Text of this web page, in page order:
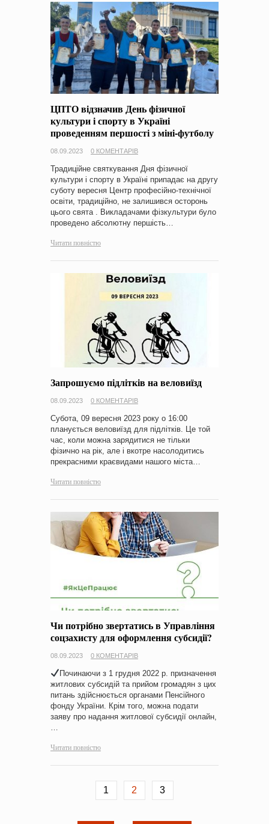
ЦПТО відзначив День фізичної
культури і спорту в Україні
проведенням першості з міні-футболу
08.09.2023 0 КОМЕНТАРІВ
Традиційне святкування Дня фізичної
культури і спорту в Україні припадає на другу
суботу вересня Центр професійно-технічної
освіти, традиційно, не залишився осторонь
цього свята . Викладачами фізкультури було
проведено абсолютну першість…
Читати повністю
Запрошуємо підлітків на веловиїзд
08.09.2023 0 КОМЕНТАРІВ
Субота, 09 вересня 2023 року о 16:00
планується веловиїзд для підлітків. Це той
час, коли можна зарядитися не тільки
фізично на рік, але і вкотре насолодитись
прекрасними краєвидами нашого міста…
Читати повністю
Чи потрібно звертатись в Управління
соцзахисту для оформлення субсидії?
08.09.2023 0 КОМЕНТАРІВ
Починаючи з 1 грудня 2022 р. призначення
житлових субсидій та прийом громадян з цих
питань здійснюється органами Пенсійного
фонду України. Крім того, можна подати
заяву про надання житлової субсидії онлайн,
Читати повністю
1 2 3